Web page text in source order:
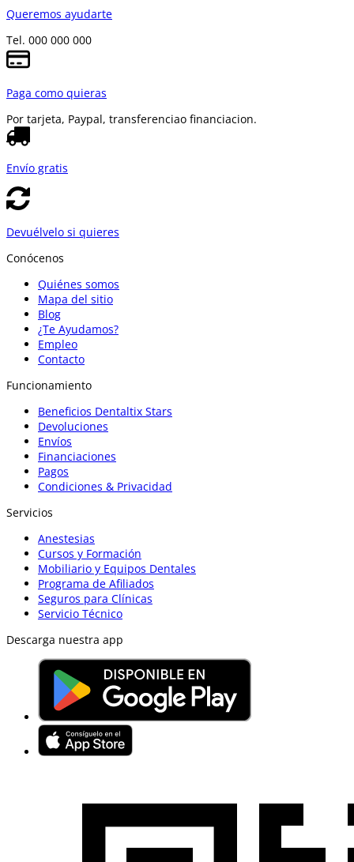
Queremos ayudarte
Tel. 000 000 000
Paga como quieras
Por tarjeta, Paypal, transferenciao financiacion.
Envío gratis
Devuélvelo si quieres
Conócenos
Quiénes somos
Mapa del sitio
Blog
¿Te Ayudamos?
Empleo
Contacto
Funcionamiento
Beneficios Dentaltix Stars
Devoluciones
Envíos
Financiaciones
Pagos
Condiciones & Privacidad
Servicios
Anestesias
Cursos y Formación
Mobiliario y Equipos Dentales
Programa de Afiliados
Seguros para Clínicas
Servicio Técnico
Descarga nuestra app